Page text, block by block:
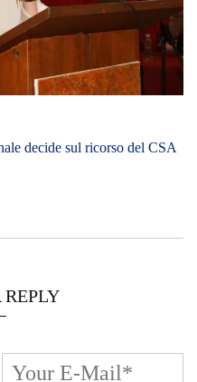
decide sul ricorso del CSA
REPLY